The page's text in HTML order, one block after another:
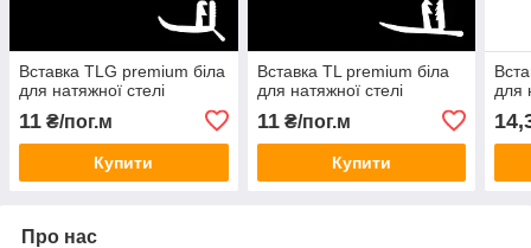
Вставка TLG premium біла
для натяжної стелі
11 ₴/пог.м
Купити
Вставка TL premium біла
для натяжної стелі
11₴/пог.м
Купити
для
Про нас